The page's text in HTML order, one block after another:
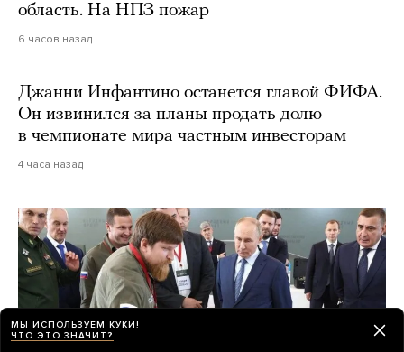
область. На НПЗ пожар
6 часов назад
Джанни Инфантино останется главой ФИФА.
Он извинился за планы продать долю
в чемпионате мира частным инвесторам
4 часа назад
МЫ ИСПОЛЬЗУЕМ КУКИ!
ЧТО ЭТО ЗНАЧИТ?